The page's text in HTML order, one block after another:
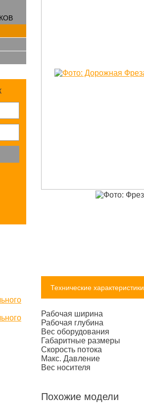
Технические характеристики
Рабочая ширина
Рабочая глубина
Вес оборудования
Габаритные размеры
Скорость потока
Макс. Давление
Вес носителя
Похожие модели